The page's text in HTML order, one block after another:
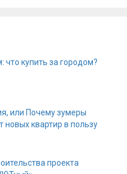
что купить за городом?
или Почему зумеры
новых квартир в пользу
проекта